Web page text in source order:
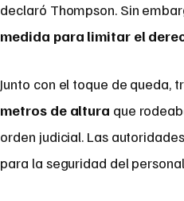
declaró Thompson. Sin
medida para limitar el
Junto con el toque de queda,
metros de altura que
orden judicial. Las
para la seguridad del